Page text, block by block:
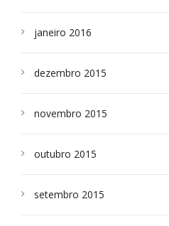
janeiro 2016
dezembro 2015
novembro 2015
outubro 2015
setembro 2015